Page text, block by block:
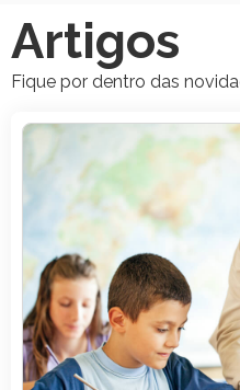
Artigos
Fique por dentro das